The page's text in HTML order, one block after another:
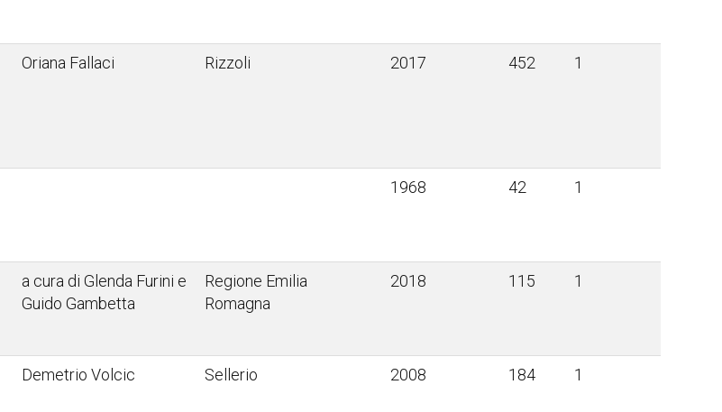
Oriana Fallaci Rizzoli 2017 452 1
1968 42 1
a cura di Glenda Furini e
Guido Gambetta
Regione Emilia
Romagna
2018 115 1
Demetrio Volcic Sellerio 2008 184 1